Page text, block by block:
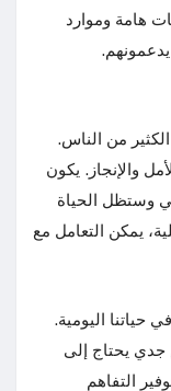
هامة وموارد
من الناس.
والإنجاز. يكون
وستظل الحياة
يمكن التعامل مع
اليومية.
يحتاج إلى
التفاهم